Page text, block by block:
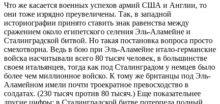
Что же касается военных успехов армий США и Англии, то
они тоже изрядно преувеличены. Так, в западной
историографии принято ставить знак равенства между
сражением около египетского селения Эль-Аламейне и
Сталинградской битвой. Но такая постановка вопроса просто
смехотворна. Ведь в бою при Эль-Аламейне итало-германские
войска насчитывали всего 80 тысяч человек, в большинстве
своем итальянцев, тогда как под Сталинградом у немцев было
более чем миллионное войско. К тому же британцы под Эль-
Аламейном имели почти троекратное превосходство в
солдатах. (230 тысяч против 80 тысяч.) Еще показательнее
другие цифры: в Сталинградской битве потерпела полный